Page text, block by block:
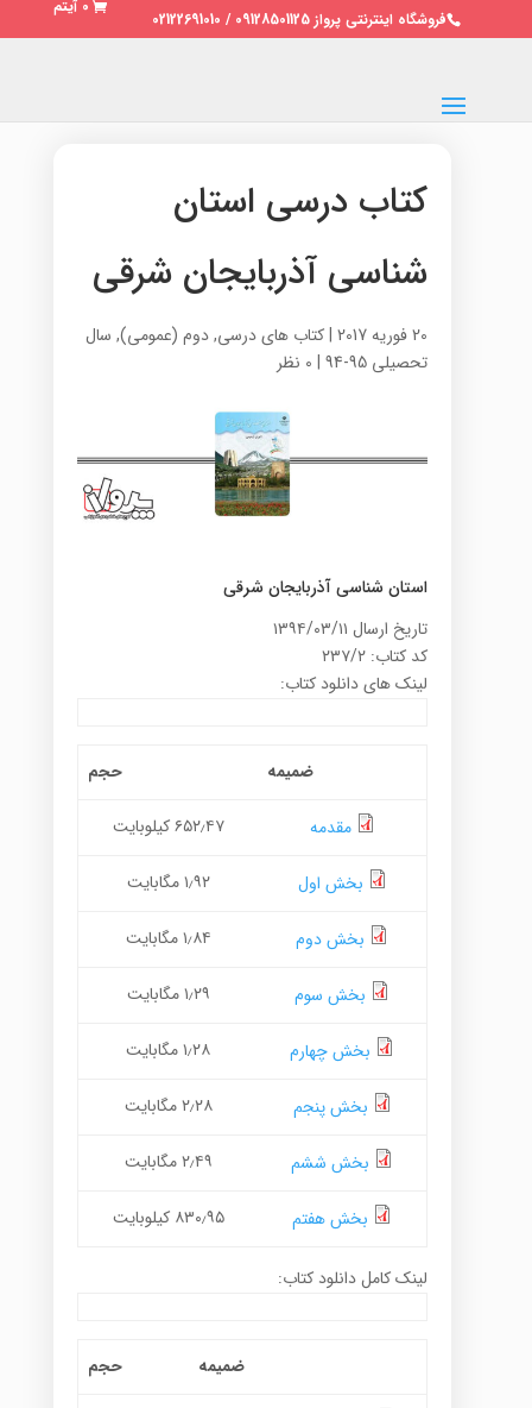
فروشگاه اینترنتی پرواز 09128501125 / 02122691010
0 آیتم
کتاب درسی استان
شناسی آذربایجان شرقی
20 فوریه 2017 |کتاب های درسی,دوم (عمومی), سال
تحصیلی 95-94
| 0 نظر
استان شناسی آذربایجان شرقی
تاریخ ارسال ۱۳۹۴/۰۳/۱۱
کد کتاب: ۲۳۷/۲
لینک های دانلود کتاب:
ضمیمه حجم
مقدمه ۶۵۲٫۴۷ کیلوبایت
بخش اول ۱٫۹۲ مگابایت
بخش دوم ۱٫۸۴ مگابایت
بخش سوم ۱٫۲۹ مگابایت
بخش چهارم ۱٫۲۸ مگابایت
بخش پنجم ۲٫۲۸ مگابایت
بخش ششم ۲٫۴۹ مگابایت
بخش هفتم ۸۳۰٫۹۵ کیلوبایت
لینک کامل دانلود کتاب:
ضمیمه حجم